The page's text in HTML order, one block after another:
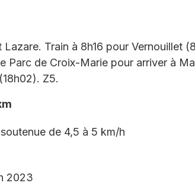
Lazare. Train à 8h16 pour Vernouillet
Parc de Croix-Marie pour arriver à
Z5.
de 4,5 à 5 km/h
2023